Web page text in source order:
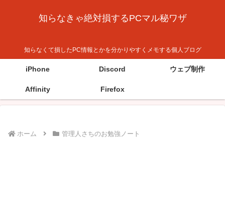
知らなきゃ絶対損するPCマル秘ワザ
知らなくて損したPC情報とかを分かりやすくメモする個人ブログ
iPhone Discord ウェブ制作
Affinity Firefox
ホーム 管理人さちのお勉強ノート